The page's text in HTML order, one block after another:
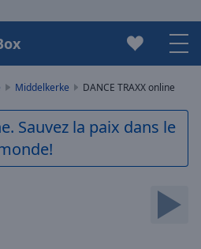
Middelkerke DANCE TRAXX online
Sauvez la paix dans le